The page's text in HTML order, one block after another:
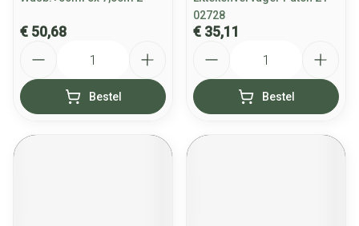
€ 50,68
Bestel
02728
€ 35,11
Bestel